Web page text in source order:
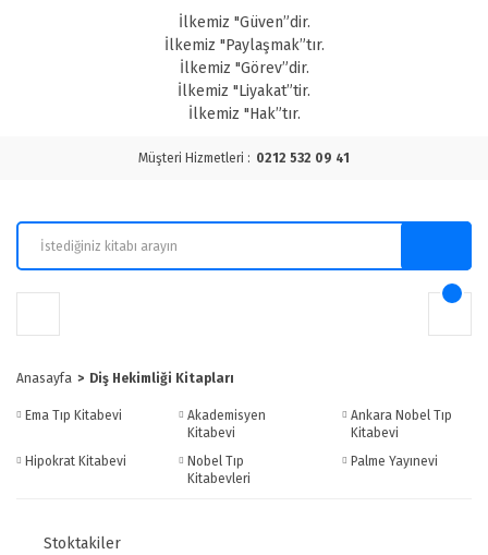
İlkemiz "Güven”dir.
İlkemiz "Paylaşmak”tır.
İlkemiz "Görev”dir.
İlkemiz "Liyakat”tir.
İlkemiz "Hak”tır.
Müşteri Hizmetleri : 0212 532 09 41
Anasayfa Diş Hekimliği Kitapları
Ema Tıp Kitabevi
Akademisyen
Kitabevi
Ankara Nobel Tıp
Kitabevi
Hipokrat Kitabevi
Nobel Tıp
Kitabevleri
Palme Yayınevi
Stoktakiler